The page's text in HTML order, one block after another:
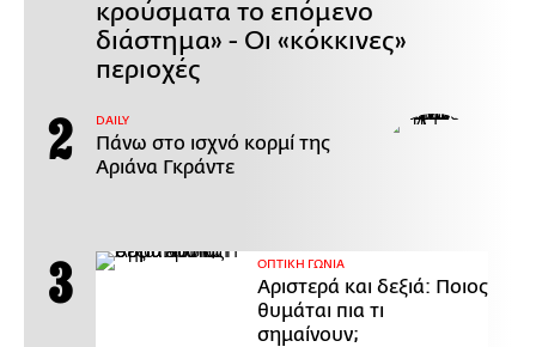
κρούσματα το επόμενο
διάστημα» - Οι «κόκκινες»
περιοχές
DAILY
Πάνω στο ισχνό κορμί της
Αριάνα Γκράντε
ΟΠΤΙΚΗ ΓΩΝΙΑ
Αριστερά και δεξιά: Ποιος
θυμάται πια τι
σημαίνουν;